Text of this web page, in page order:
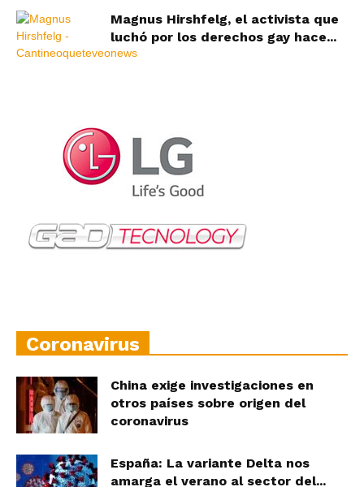
Magnus Hirshfelg, el activista que
luchó por los derechos gay hace...
Coronavirus
China exige investigaciones en
otros países sobre origen del
coronavirus
España: La variante Delta nos
amarga el verano al sector del...